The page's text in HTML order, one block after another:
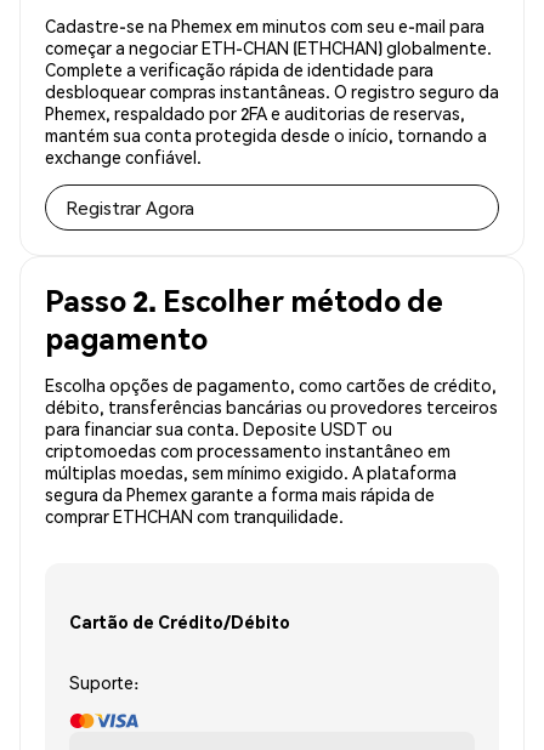
Cadastre-se na Phemex em minutos com seu e-mail para
começar a negociar ETH-CHAN (ETHCHAN) globalmente.
Complete a verificação rápida de identidade para
desbloquear compras instantâneas. O registro seguro da
Phemex, respaldado por 2FA e auditorias de reservas,
mantém sua conta protegida desde o início, tornando a
exchange confiável.
Registrar Agora
Passo 2. Escolher método de
pagamento
Escolha opções de pagamento, como cartões de crédito,
débito, transferências bancárias ou provedores terceiros
para financiar sua conta. Deposite USDT ou
criptomoedas com processamento instantâneo em
múltiplas moedas, sem mínimo exigido. A plataforma
segura da Phemex garante a forma mais rápida de
comprar ETHCHAN com tranquilidade.
Cartão de Crédito/Débito
Suporte: